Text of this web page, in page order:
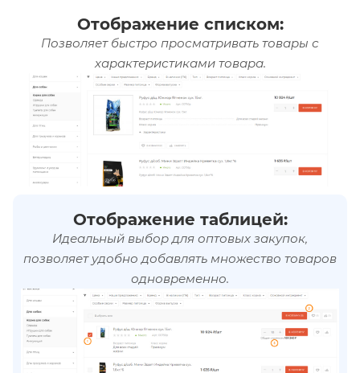
Отображение списком:
Позволяет быстро просматривать товары с
характеристиками товара.
Отображение таблицей:
Идеальный выбор для оптовых закупок,
позволяет удобно добавлять множество товаров
одновременно.